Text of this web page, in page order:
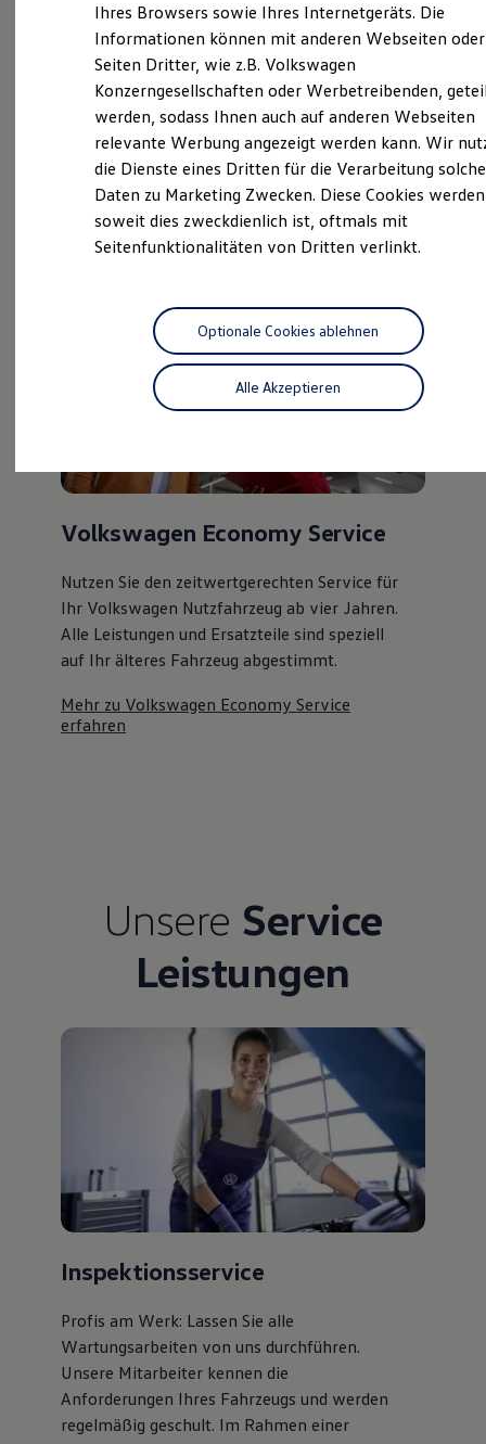
Digitales Bordbuch
Fahrerassistenz- und Sicherheitssysteme
Kontrollleuchten
Kurzfahrprofile und Ölverdünnung
Batterieverordnung
XTL-Dieselkraftstoff
Ersatzteile und Betriebsflüssigkeiten
Original Zubehör und Lifestyle Produkte
myVolkswagen
myVolkswagen Business
Elektrisch & Autonom
Unser Ansatz
Reichweitensimulator
Ladezeitensimulator
Ladelösungen für Privatkunden
Ladelösungen für Gewerbekunden
Wallbox und Ladekabel
Bidirektionales Laden
Fördermöglichkeiten für Gewerbekunden
Kostensimulator
Mehr zum ID. Buzz
Online Beratung
California Club
California Magazin & Ratgeber
Ratgeber
Routen & Reisen
California App
California Lifestyle & Zubehör
Natur
Events
Rückblick VW Bus Festival 2023
75 Jahre Bulli Jubiläum
ServicePlus
Volkswagen Economy
Service
Aktuelle Highlights
und Angebote
Volkswagen Economy Service
Nutzen Sie den zeitwertgerechten Service für
Ihr Volkswagen Nutzfahrzeug ab vier Jahren.
Alle Leistungen und Ersatzteile sind speziell
auf Ihr älteres Fahrzeug abgestimmt.
Mehr zu Volkswagen Economy Service
erfahren
Unsere Service
Leistungen
Inspektionsservice
Profis am Werk: Lassen Sie alle
Wartungsarbeiten von uns durchführen.
Unsere Mitarbeiter kennen die
Anforderungen Ihres Fahrzeugs und werden
regelmäßig geschult. Im Rahmen einer
Ihres Browsers sowie Ihres Internetgeräts. Die
Informationen können mit anderen Webseiten oder
Seiten Dritter, wie z.B. Volkswagen
Konzerngesellschaften oder Werbetreibenden,
werden, sodass Ihnen auch auf anderen Webseiten
relevante Werbung angezeigt werden kann. Wir
die Dienste eines Dritten für die Verarbeitung
Daten zu Marketing Zwecken. Diese Cookies
soweit dies zweckdienlich ist, oftmals mit
Seitenfunktionalitäten von Dritten verlinkt.
Alle Akzeptieren
Optionale Cookies ablehnen